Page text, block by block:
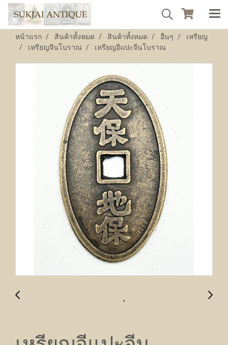
หน้าแรก สินค้าทั้งหมด สินค้าทั้งหมด อื่นๆ
เหรียญ
เหรียญจีนโบราณ
เหรียญอีแปะจีนโบราณ